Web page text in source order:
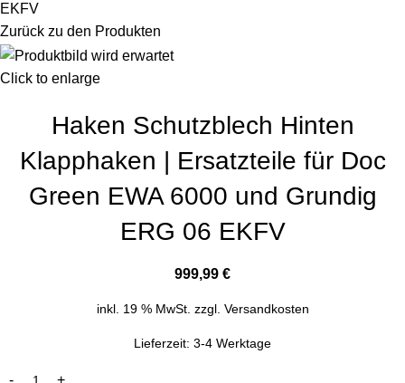
EKFV
Zurück zu den Produkten
Click to enlarge
Haken Schutzblech Hinten
Klapphaken | Ersatzteile für Doc
Green EWA 6000 und Grundig
ERG 06 EKFV
999,99 €
inkl. 19 % MwSt. zzgl. Versandkosten
Lieferzeit: 3-4 Werktage